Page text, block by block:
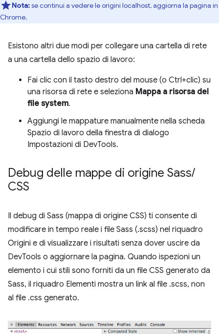
Nota:se continui a vedere le origini localhost, aggiorna la pagina in
Chrome.
Esistono altri due modi per collegare una cartella di rete
a una cartella dello spazio di lavoro:
Fai clic con il tasto destro del mouse (o Ctrl+clic) su
una risorsa di rete e seleziona Mappa a risorsa del
file system.
Aggiungi le mappature manualmente nella scheda
Spazio di lavoro della finestra di dialogo
Impostazioni di DevTools.
Debug delle mappe di origine Sass/
CSS
Il debug di Sass (mappa di origine CSS) ti consente di
modificare in tempo reale i file Sass (.scss) nel riquadro
Origini e di visualizzare i risultati senza dover uscire da
DevTools o aggiornare la pagina. Quando ispezioni un
elemento i cui stili sono forniti da un file CSS generato da
Sass, il riquadro Elementi mostra un link al file .scss, non
al file .css generato.